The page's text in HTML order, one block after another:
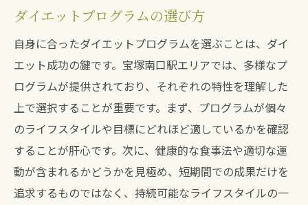
成功率を上げるモチベーション管理
健康的に痩せるための持続可能なダイエット法
とは
持続可能なダイエットの定義
健康的な体重減少のペースとは
食事と運動のバランスの見直し
健康診断を活用したダイエット法
持続可能なヘルスケアのライフハック
ダイエットプログラムの選び方
自身に合ったダイエットプログラムを選ぶことは、ダイ
エット成功の鍵です。宝塚南口駅エリアでは、多様なプ
ログラムが提供されており、それぞれの特性を理解した
上で選択することが重要です。まず、プログラムが個々
のライフスタイルや目標にどれほど適しているかを確認
することが肝心です。次に、健康的な食事法や適切な運
動が含まれるかどうかを見極め、短期間での成果だけを
追求するものではなく、持続可能なライフスタイルの一